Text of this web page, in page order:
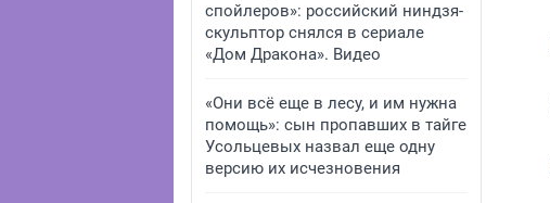
спойлеров»: российский ниндзя-
скульптор снялся в сериале
«Дом Дракона». Видео
«Они всё еще в лесу, и им нужна
помощь»: сын пропавших в тайге
Усольцевых назвал еще одну
версию их исчезновения